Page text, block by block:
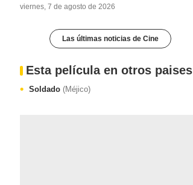
viernes, 7 de agosto de 2026
Las últimas noticias de Cine
Esta película en otros paises
Soldado (Méjico)